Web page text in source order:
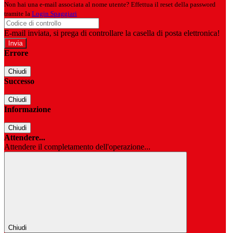
Non hai una e-mail associata al nome utente? Effettua il reset della password
tramite la Login Spaggiari
E-mail inviata, si prega di controllare la casella di posta elettronica!
Errore
Chiudi
Successo
Chiudi
Informazione
Chiudi
Attendere...
Attendere il completamento dell'operazione...
Chiudi